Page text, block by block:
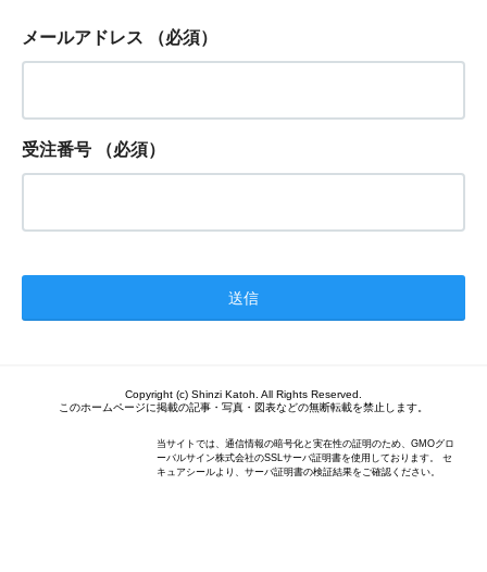
メールアドレス （必須）
受注番号 （必須）
Copyright (c) Shinzi Katoh. All Rights Reserved.
このホームページに掲載の記事・写真・図表などの無断転載を禁止します。
当サイトでは、通信情報の暗号化と実在性の証明のため、GMOグロ
ーバルサイン株式会社のSSLサーバ証明書を使用しております。 セ
キュアシールより、サーバ証明書の検証結果をご確認ください。